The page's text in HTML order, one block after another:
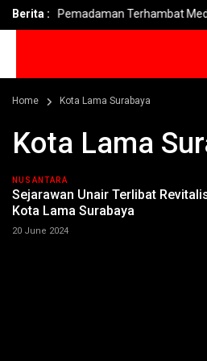
Berita :
Meluas Pemadaman Terhambat
Home Kota Lama Surabaya
Kota Lama
NUSANTARA
Sejarawan Unair Terlibat
Kota Lama Surabaya
20 June 2024